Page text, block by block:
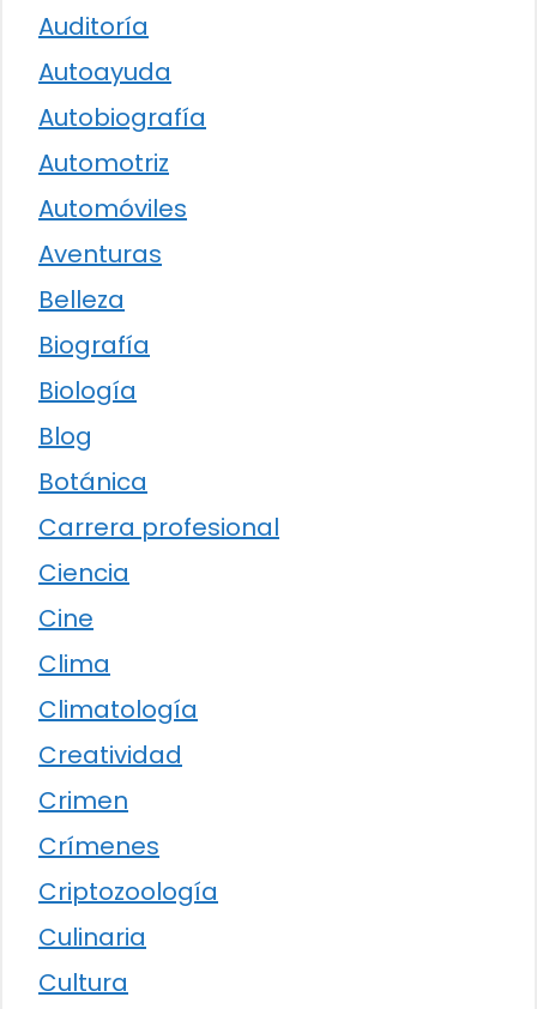
Auditoría
Autoayuda
Autobiografía
Automotriz
Automóviles
Aventuras
Belleza
Biografía
Biología
Blog
Botánica
Carrera profesional
Ciencia
Cine
Clima
Climatología
Creatividad
Crimen
Crímenes
Criptozoología
Culinaria
Cultura